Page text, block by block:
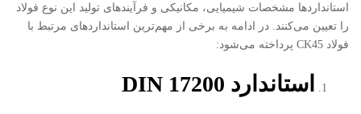
استانداردها مشخصات شیمیایی، مکانیکی و فرآیندهای تولید این نوع فولاد
را تعیین می‌کنند. در ادامه به برخی از مهم‌ترین استانداردهای مرتبط با
فولاد CK45 پرداخته می‌شود:
استاندارد